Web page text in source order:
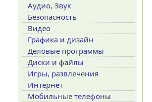
Аудио, Звук
Безопасность
Видео
Графика и дизайн
Деловые программы
Диски и файлы
Игры, развлечения
Интернет
Мобильные телефоны